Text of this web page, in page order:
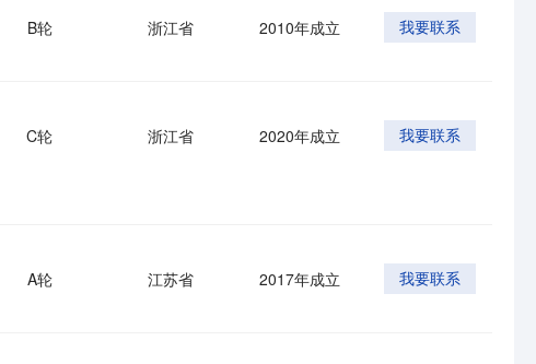
B轮 浙江省 2010年成立 我要联系
C轮 浙江省 2020年成立 我要联系
A轮 江苏省 2017年成立 我要联系